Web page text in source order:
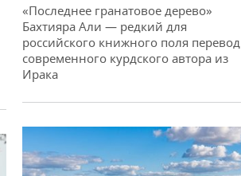
«Последнее гранатовое дерево»
Бахтияра Али — редкий для
российского книжного поля перевод
современного курдского автора из
Ирака